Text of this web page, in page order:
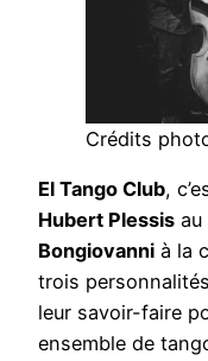
Crédits
El Tango Club,
Hubert Plessis au
Bongiovanni à la
trois
leur savoir-faire
ensemble de